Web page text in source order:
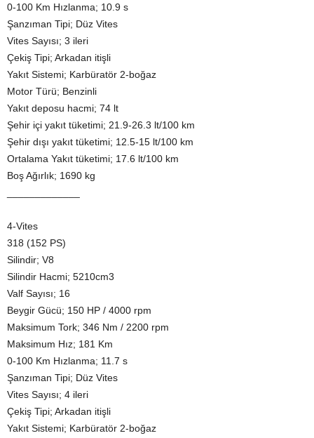
0-100 Km Hızlanma; 10.9 s
Şanzıman Tipi; Düz Vites
Vites Sayısı; 3 ileri
Çekiş Tipi; Arkadan itişli
Yakıt Sistemi; Karbüratör 2-boğaz
Motor Türü; Benzinli
Yakıt deposu hacmi; 74 lt
Şehir içi yakıt tüketimi; 21.9-26.3 lt/100 km
Şehir dışı yakıt tüketimi; 12.5-15 lt/100 km
Ortalama Yakıt tüketimi; 17.6 lt/100 km
Boş Ağırlık; 1690 kg
4-Vites
318 (152 PS)
Silindir; V8
Silindir Hacmi; 5210cm3
Valf Sayısı; 16
Beygir Gücü; 150 HP / 4000 rpm
Maksimum Tork; 346 Nm / 2200 rpm
Maksimum Hız; 181 Km
0-100 Km Hızlanma; 11.7 s
Şanzıman Tipi; Düz Vites
Vites Sayısı; 4 ileri
Çekiş Tipi; Arkadan itişli
Yakıt Sistemi; Karbüratör 2-boğaz